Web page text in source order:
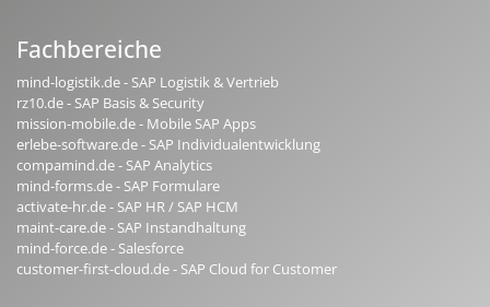
Fachbereiche
mind-logistik.de - SAP Logistik & Vertrieb
rz10.de - SAP Basis & Security
mission-mobile.de - Mobile SAP Apps
erlebe-software.de - SAP Individualentwicklung
compamind.de - SAP Analytics
mind-forms.de - SAP Formulare
activate-hr.de - SAP HR / SAP HCM
maint-care.de - SAP Instandhaltung
mind-force.de - Salesforce
customer-first-cloud.de - SAP Cloud for Customer